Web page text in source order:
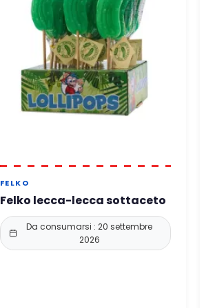
FELKO
Felko lecca-lecca sottaceto
Da consumarsi : 20 settembre
2026